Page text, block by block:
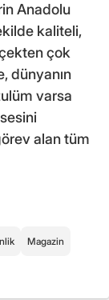
Anadolu
kaliteli,
çok
dünyanın
varsa
alan tüm
Magazin